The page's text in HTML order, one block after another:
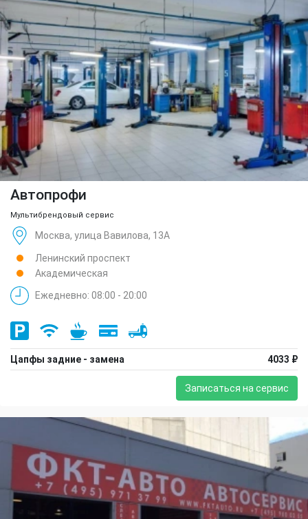
Автопрофи
Мультибрендовый сервис
Москва, улица Вавилова, 13А
Ленинский проспект
Академическая
Ежедневно: 08:00 - 20:00
Цапфы задние - замена 4033 ₽
Записаться на сервис